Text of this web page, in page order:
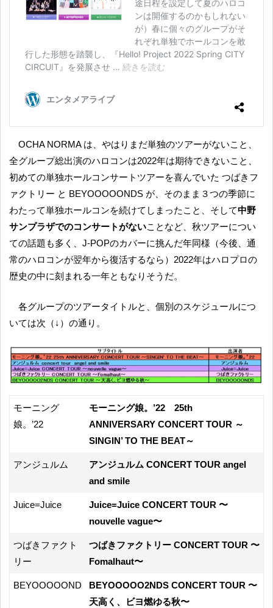
OCHA NORMA は、やはりまだ単独のツアーがないこと、
全グループ総出演のハロコンは2022年は期待できないこと、
初めての単独ホールコンサートツアーを喜んでいた つばきフ
ァクトリー と BEYOOOOONDS が、そのまま３つの季節に
わたって単独ホールコンを続けてしまったこと、そして中野
サンプラザでのコンサートがないことなど、秋ツアーについ
ての話題も多く、J-POPのカバーに挑んだ年同様（今後、通
常のハロコンが翌年から復活するなら）2022年はハロプロの
歴史の中に刻まれる一年ともなりそうだ。
各グループのツアータイトルと、個別のスケジュールにつ
いては次（↓）の通り。
モーニング
娘。’22
モーニング娘。’22 25th
ANNIVERSARY CONCERT TOUR ～
SINGIN’ TO THE BEAT～
アンジュルム
アンジュルム CONCERT TOUR angel
and smile
Juice=Juice
Juice=Juice CONCERT TOUR 〜
nouvelle vague〜
つばきファクト
リー
つばきファクトリー CONCERT TOUR 〜
Fomalhaut〜
BEYOOOOOND
BEYOOOOO2NDS CONCERT TOUR 〜
天高く、ビヨ燃ゆる秋〜